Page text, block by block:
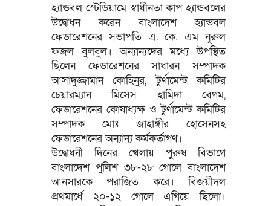
হ্যান্ডবল স্টেডিয়ামে স্বাধীনতা কাপ হ্যান্ডবলের
উদ্বোধন করেন বাংলাদেশ হ্যান্ডবল
ফেডারেশনের সভাপতি এ. কে. এম নূরুল
ফজল বুলবুল। অন্যান্যদের মধ্যে উপস্থিত
ছিলেন ফেডারেশনের সাধারন সম্পাদক
আসাদুজ্জামান কোহিনুর, টুর্ণামেন্ট কমিটির
চেয়ারম্যান মিসেস হামিদা বেগম,
ফেডারেশনের কোষাধ্যক্ষ ও টুর্ণামেন্ট কমিটির
সম্পাদক মোঃ জাহাঙ্গীর হোসেনসহ
ফেডারেশনের অন্যান্য কর্মকর্তাগণ।
উদ্বোধনী দিনের খেলায় পুরুষ বিভাগে
বাংলাদেশ পুলিশ ৩৮-২৮ গোলে বাংলাদেশ
আনসারকে পরাজিত করে। বিজয়ীদল
প্রথমার্ধে ২০-১২ গোলে এগিয়ে ছিলো।